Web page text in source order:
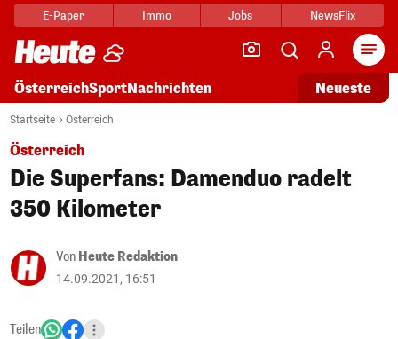
E-Paper Immo Jobs NewsFlix
ÖsterreichSportNachrichten Neueste
Startseite Österreich
Österreich
Die Superfans: Damenduo radelt
350 Kilometer
Von Heute Redaktion
14.09.2021, 16:51
Teilen